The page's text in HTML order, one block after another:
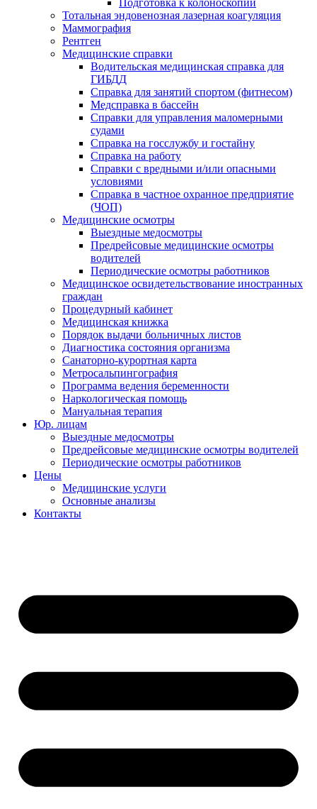
Подготовка к колоноскопии
Тотальная эндовенозная лазерная коагуляция
Маммография
Рентген
Медицинские справки
Водительская медицинская справка для
ГИБДД
Справка для занятий спортом (фитнесом)
Медсправка в бассейн
Справки для управления маломерными
судами
Справка на госслужбу и гостайну
Справка на работу
Cправки с вредными и/или опасными
условиями
Справка в частное охранное предприятие
(ЧОП)
Медицинские осмотры
Выездные медосмотры
Предрейсовые медицинские осмотры
водителей
Периодические осмотры работников
Медицинское освидетельствование иностранных
граждан
Процедурный кабинет
Медицинская книжка
Порядок выдачи больничных листов
Диагностика состояния организма
Санаторно-курортная карта
Метросальпингография
Программа ведения беременности
Наркологическая помощь
Мануальная терапия
Юр. лицам
Выездные медосмотры
Предрейсовые медицинские осмотры водителей
Периодические осмотры работников
Цены
Медицинские услуги
Основные анализы
Контакты